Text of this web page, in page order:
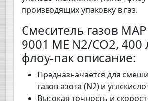
производящих упаковку в газ.
Смеситель газов
9001 ME N2/CO2,
флоу-пак описание:
Предназначается для
газов азота (N2) и
Высокая точность и